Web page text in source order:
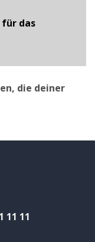
das
die deiner
11 11